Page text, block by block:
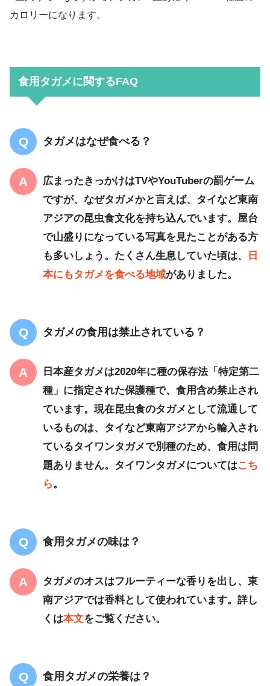
カロリーになります。
食用タガメに関するFAQ
タガメはなぜ食べる？
広まったきっかけはTVやYouTuberの罰ゲーム
ですが、なぜタガメかと言えば、タイなど東南
アジアの昆虫食文化を持ち込んでいます。屋台
で山盛りになっている写真を見たことがある方
も多いしょう。たくさん生息していた頃は、
日
本にもタガメを食べる地域がありました。
タガメの食用は禁止されている？
日本産タガメは2020年に種の保存法「特定第二
種」に指定された保護種で、食用含め禁止され
ています。現在昆虫食のタガメとして流通して
いるものは、 タイなど東南アジアから輸入され
ているタイワンタガメで別種のため、食用は問
題ありません。タイワンタガメについてはこち
ら。
食用タガメの味は？
タガメのオスはフルーティーな香りを出し、東
南アジアでは香料として使われています。詳し
くは本文をご覧ください。
食用タガメの栄養は？